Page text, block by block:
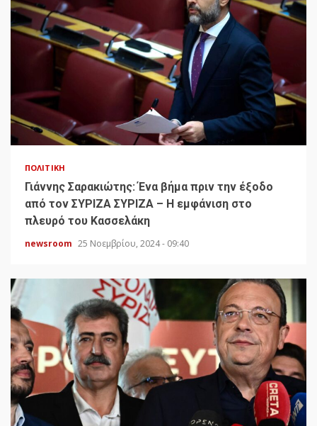
ΠΟΛΙΤΙΚΉ
Γιάννης Σαρακιώτης: Ένα βήμα πριν την έξοδο
από τον ΣΥΡΙΖΑ ΣΥΡΙΖΑ – Η εμφάνιση στο
πλευρό του Κασσελάκη
newsroom 25 Νοεμβρίου, 2024 - 09:40